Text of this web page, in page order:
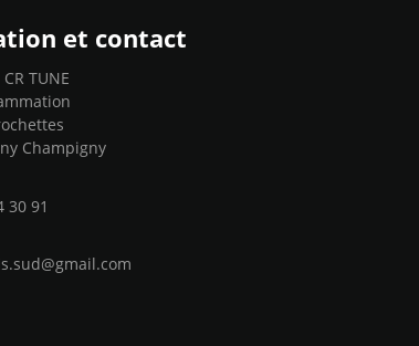
et contact
TUNE
Champigny
30 91